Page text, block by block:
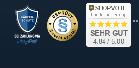
**